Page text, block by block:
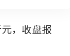
，收盘报